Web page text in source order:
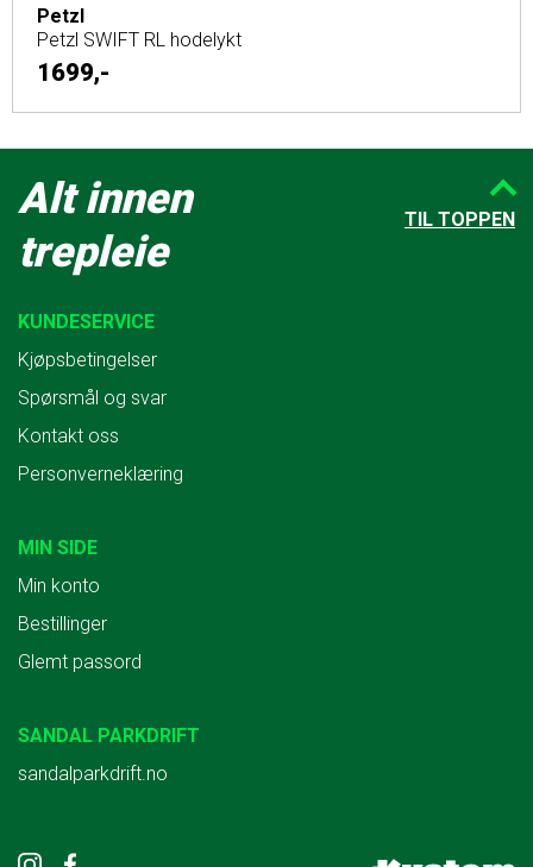
Petzl
Petzl SWIFT RL hodelykt
1699,-
Alt innen
trepleie
KUNDESERVICE
Kjøpsbetingelser
Spørsmål og svar
Kontakt oss
Personverneklæring
MIN SIDE
Min konto
Bestillinger
Glemt passord
SANDAL PARKDRIFT
sandalparkdrift.no
TIL TOPPEN